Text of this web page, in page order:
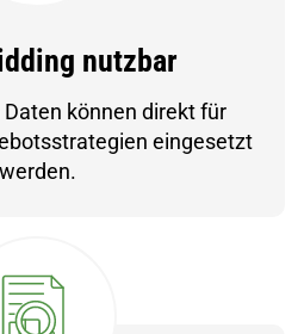
nutzbar
können direkt für
eingesetzt
werden.